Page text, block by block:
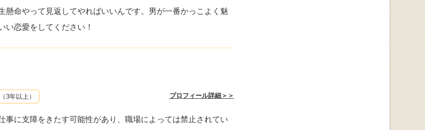
懸命やって見返してやればいいんです。男が一番かっこよく魅
い恋愛をしてください！
3年以上） プロフィール詳細＞＞
に支障をきたす可能性があり、職場によっては禁止されてい